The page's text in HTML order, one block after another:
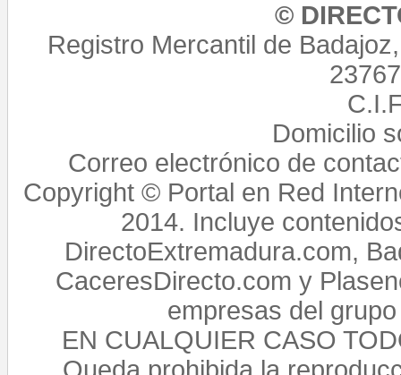
©
Registro Mercantil de
Domicilio
Correo electrónico de
Copyright © Portal en Red
2014. Incluye
DirectoExtremadura.com,
CaceresDirecto.com y
empresas del
EN CUALQUIER CASO